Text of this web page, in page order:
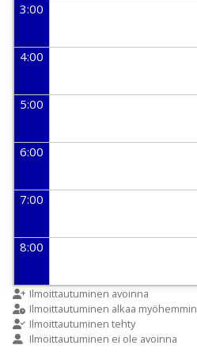
3:00
4:00
5:00
6:00
7:00
8:00
9:00
10:00
Ilmoittautuminen avoinna
Ilmoittautuminen alkaa myöhemmin
Ilmoittautuminen tehty
Ilmoittautuminen ei ole avoinna